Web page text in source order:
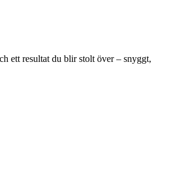
ett resultat du blir stolt över – snyggt,